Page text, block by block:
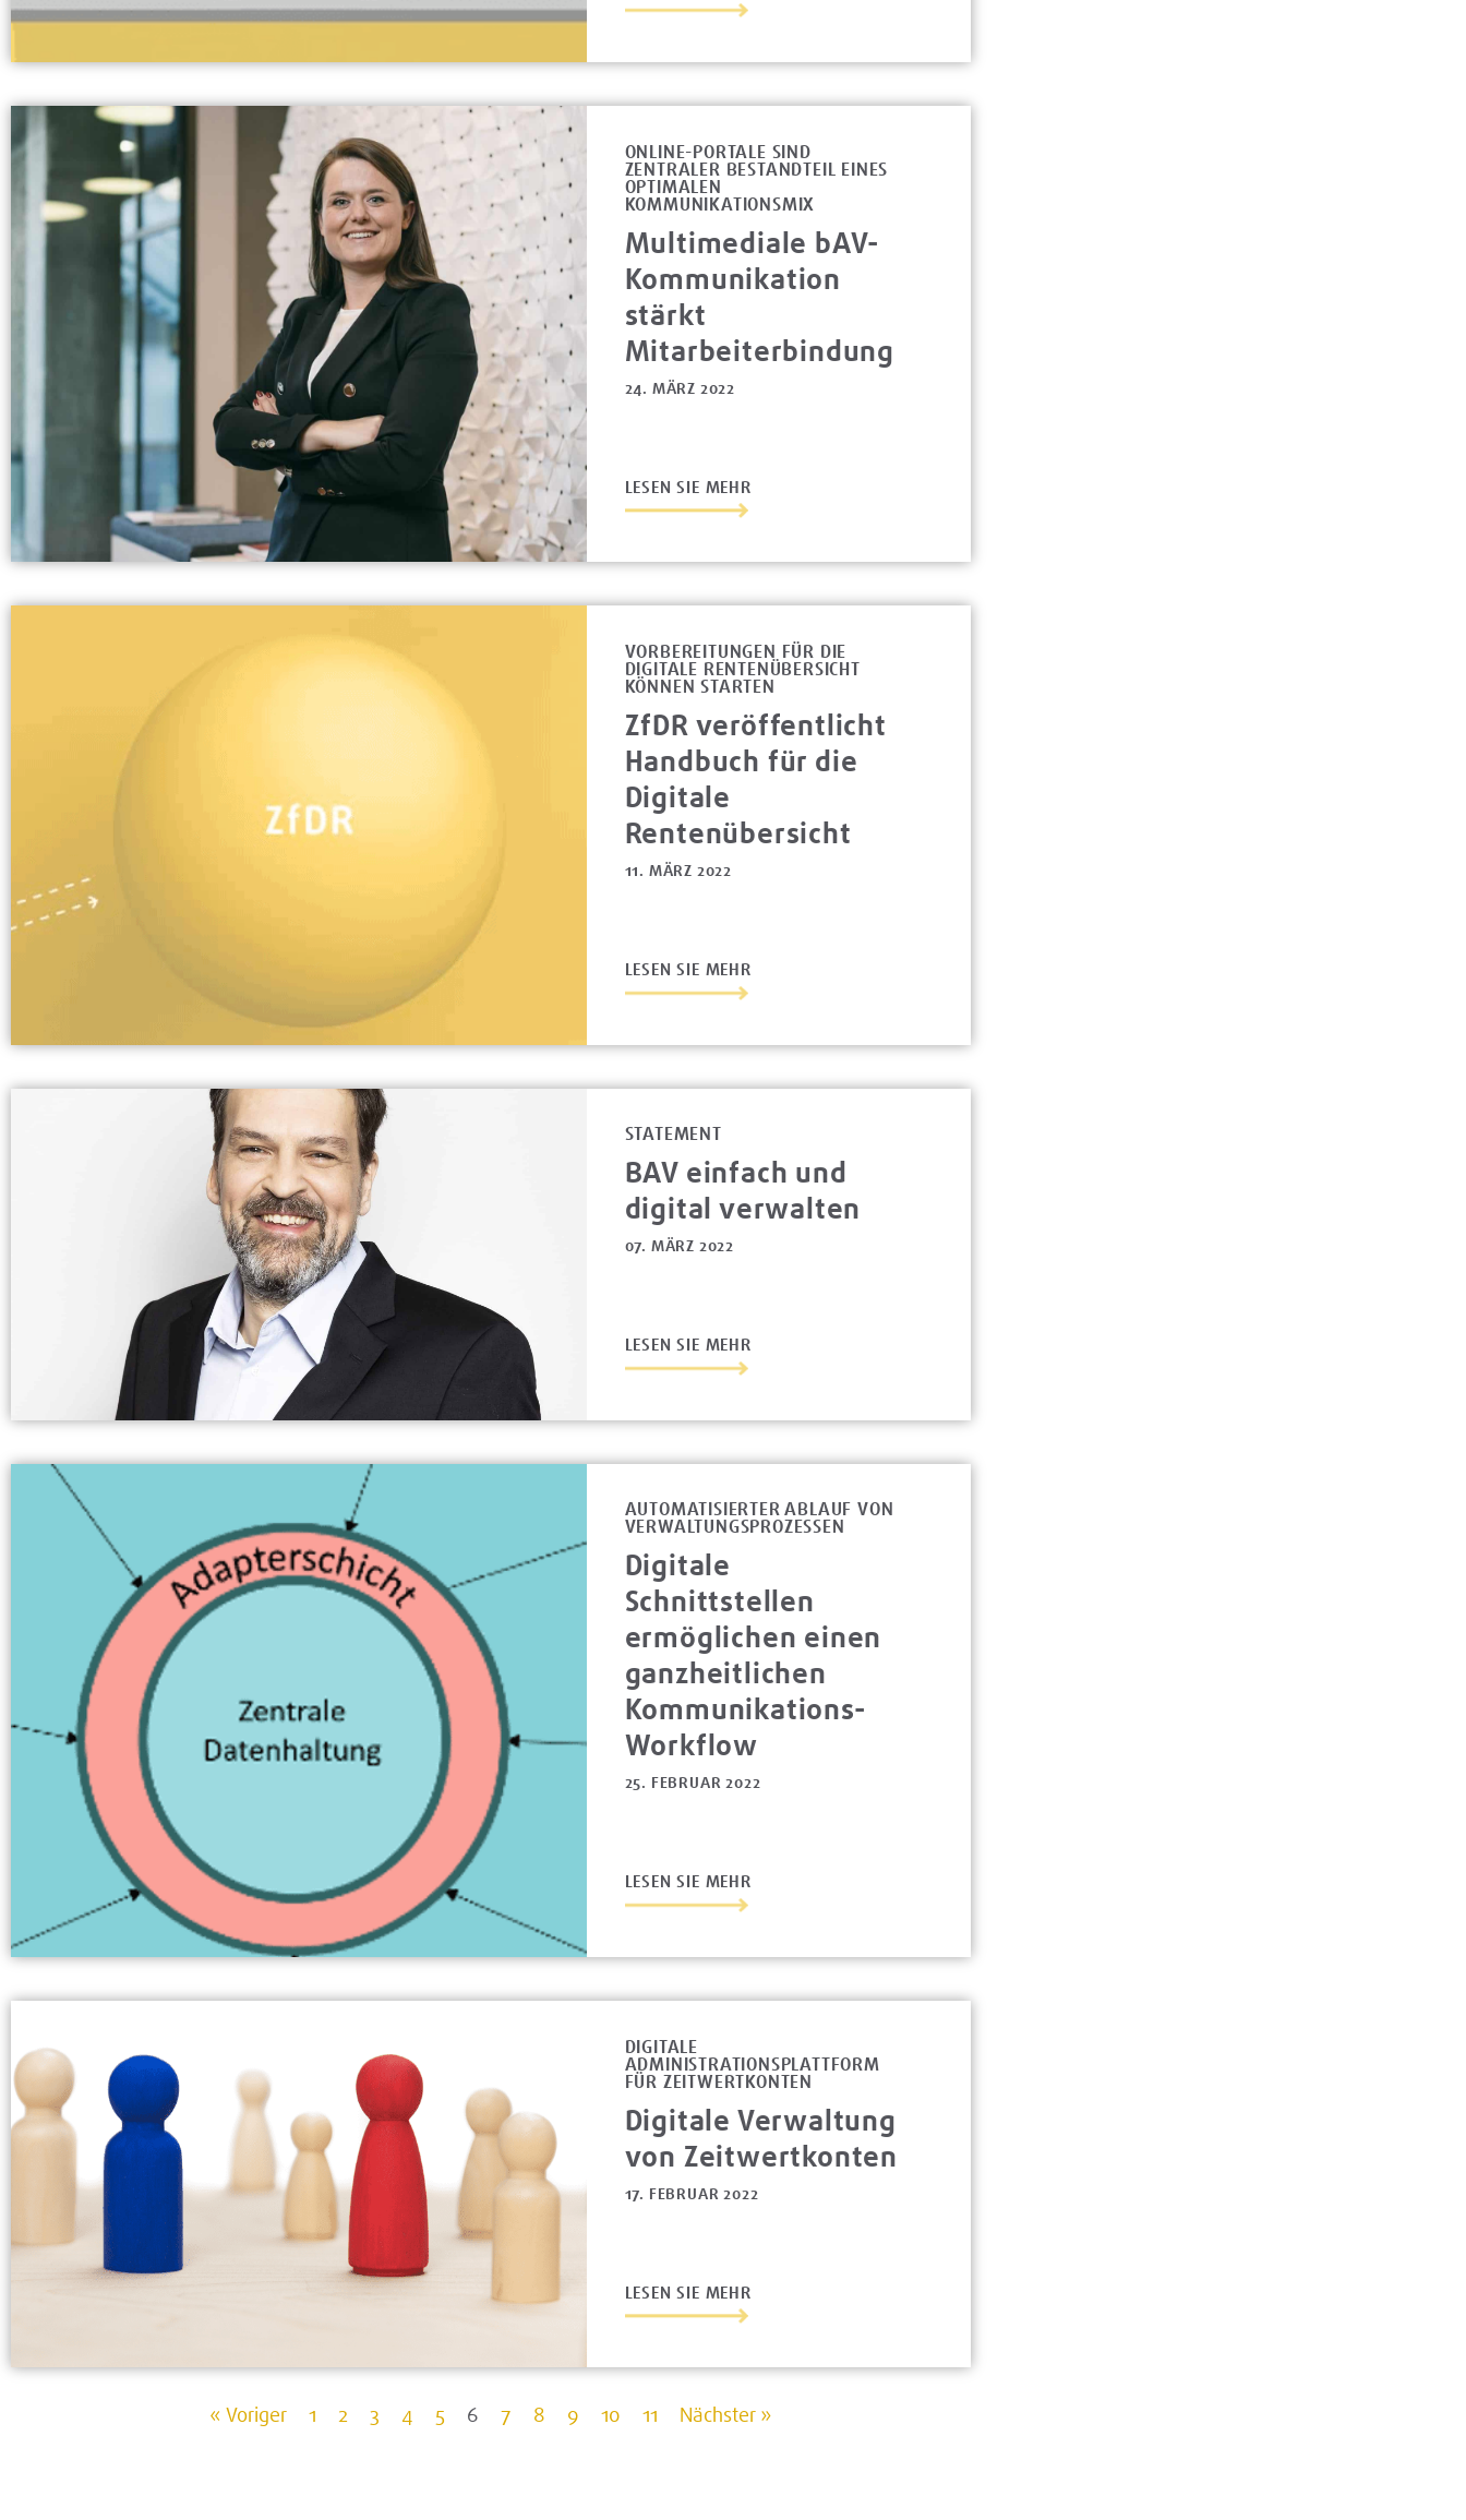
ONLINE-PORTALE SIND
ZENTRALER BESTANDTEIL EINES
OPTIMALEN
KOMMUNIKATIONSMIX
Multimediale bAV-
Kommunikation
stärkt
Mitarbeiterbindung
24. MÄRZ 2022
LESEN SIE MEHR
VORBEREITUNGEN FÜR DIE
DIGITALE RENTENÜBERSICHT
KÖNNEN STARTEN
ZfDR veröffentlicht
Handbuch für die
Digitale
Rentenübersicht
11. MÄRZ 2022
LESEN SIE MEHR
STATEMENT
BAV einfach und
digital verwalten
07. MÄRZ 2022
LESEN SIE MEHR
AUTOMATISIERTER ABLAUF VON
VERWALTUNGSPROZESSEN
Digitale
Schnittstellen
ermöglichen einen
ganzheitlichen
Kommunikations-
Workflow
25. FEBRUAR 2022
LESEN SIE MEHR
DIGITALE
ADMINISTRATIONSPLATTFORM
FÜR ZEITWERTKONTEN
Digitale Verwaltung
von Zeitwertkonten
17. FEBRUAR 2022
LESEN SIE MEHR
« Voriger 1 2 3 4 5 6 7 8 9 10 11 Nächster »